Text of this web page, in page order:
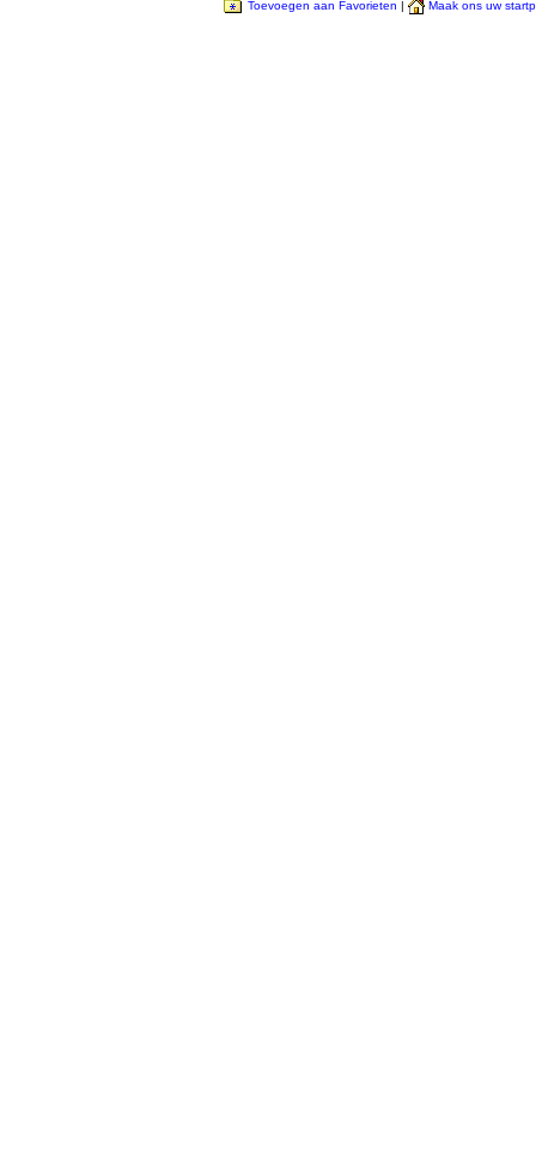
Toevoegen aan Favorieten | Maak ons uw